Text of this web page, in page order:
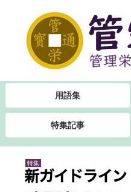
用語集
特集記事
特集